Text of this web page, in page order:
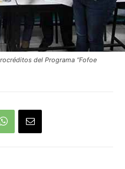
del Programa “Fofoe